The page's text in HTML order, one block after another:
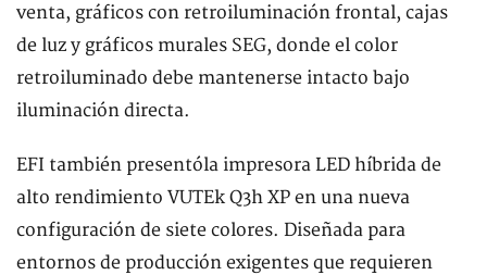
venta, gráficos con retroiluminación frontal, cajas
de luz y gráficos murales SEG, donde el color
retroiluminado debe mantenerse intacto bajo
iluminación directa.
EFI también presentóla impresora LED híbrida de
alto rendimiento VUTEk Q3h XP en una nueva
configuración de siete colores. Diseñada para
entornos de producción exigentes que requieren